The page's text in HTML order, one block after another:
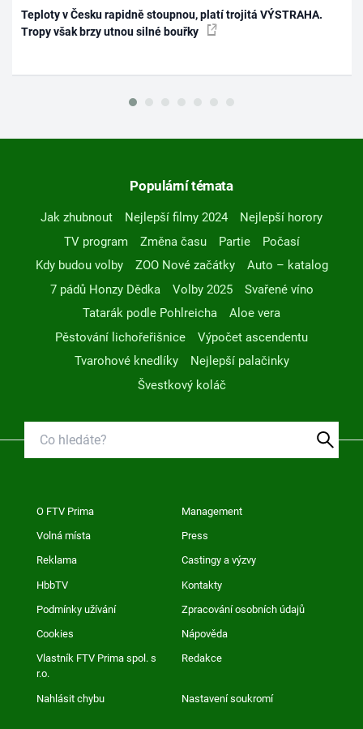
Teploty v Česku rapidně stoupnou, platí trojitá VÝSTRAHA.
Tropy však brzy utnou silné bouřky
Populární témata
Jak zhubnout Nejlepší filmy 2024
Nejlepší horory
TV program
Změna času Partie
Počasí
Kdy budou volby
ZOO Nové začátky
Auto – katalog
7 pádů Honzy Dědka
Volby 2025
Svařené víno
Tatarák podle Pohlreicha
Aloe vera
Pěstování lichořeřišnice
Výpočet ascendentu
Tvarohové knedlíky
Nejlepší palačinky
Švestkový koláč
O FTV Prima Management
Volná místa Press
Reklama Castingy a výzvy
HbbTV Kontakty
Podmínky užívání Zpracování osobních údajů
Cookies Nápověda
Vlastník FTV Prima spol. s
r.o.
Redakce
Nahlásit chybu Nastavení soukromí